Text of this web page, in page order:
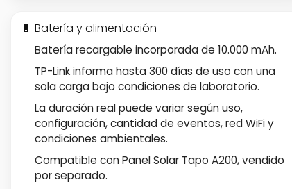
🔋 Batería y alimentación
Batería recargable incorporada de 10.000 mAh.
TP-Link informa hasta 300 días de uso con una
sola carga bajo condiciones de laboratorio.
La duración real puede variar según uso,
configuración, cantidad de eventos, red WiFi y
condiciones ambientales.
Compatible con Panel Solar Tapo A200, vendido
por separado.